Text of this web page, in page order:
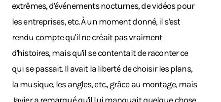
extrêmes, d'événements nocturnes, de vidéos pour
les entreprises, etc. À un moment donné, il s'est
rendu compte qu'il ne créait pas vraiment
d'histoires, mais qu'il se contentait de raconter ce
qui se passait. Il avait la liberté de choisir les plans,
la musique, les angles, etc., grâce au montage, mais